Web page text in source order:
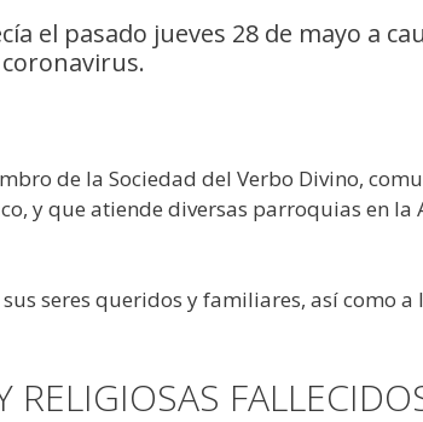
el pasado jueves 28 de mayo a
de la Sociedad del Verbo Divino,
y que atiende diversas parroquias en
seres queridos y familiares, así como
RELIGIOSAS